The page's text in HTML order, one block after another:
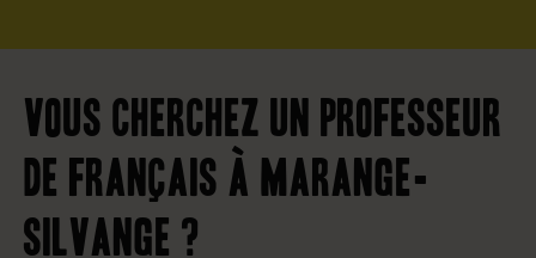
Vous cherchez un professeur
de français à Marange-
Silvange ?